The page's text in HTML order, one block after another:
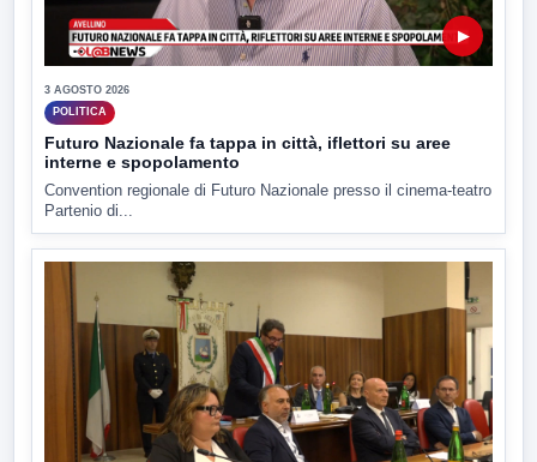
▶
3 AGOSTO 2026
POLITICA
Futuro Nazionale fa tappa in città, iflettori su aree
interne e spopolamento
Convention regionale di Futuro Nazionale presso il cinema-teatro
Partenio di...